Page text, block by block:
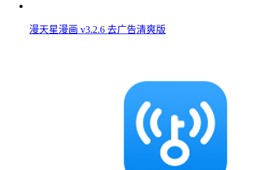
漫天星漫画 v3.2.6 去广告清爽版